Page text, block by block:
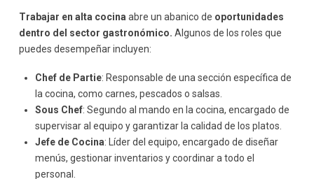
Trabajar en alta cocina abre un abanico de oportunidades
dentro del sector gastronómico. Algunos de los roles que
puedes desempeñar incluyen:
Chef de Partie: Responsable de una sección específica de
la cocina, como carnes, pescados o salsas.
Sous Chef: Segundo al mando en la cocina, encargado de
supervisar al equipo y garantizar la calidad de los platos.
Jefe de Cocina: Líder del equipo, encargado de diseñar
menús, gestionar inventarios y coordinar a todo el
personal.